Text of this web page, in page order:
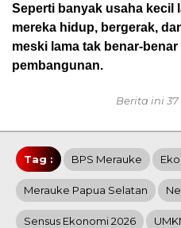
Seperti banyak usaha kecil
mereka hidup, bergerak,
meski lama tak benar-
pembangunan.
Berita ini
Tag : BPS Merauke
Merauke Papua Selatan
Sensus Ekonomi 2026